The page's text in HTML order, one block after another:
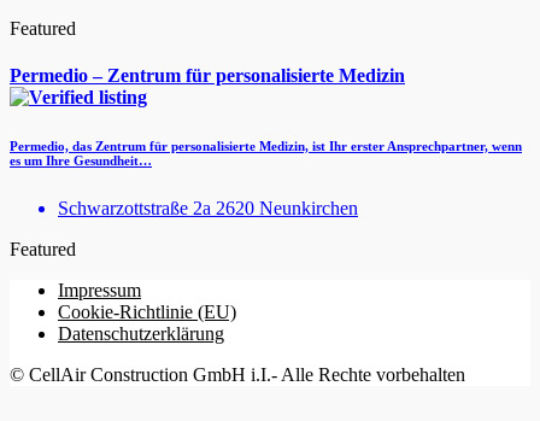
Featured
Permedio – Zentrum für personalisierte Medizin
Permedio, das Zentrum für personalisierte Medizin, ist Ihr erster Ansprechpartner, wenn
es um Ihre Gesundheit…
Schwarzottstraße 2a 2620 Neunkirchen
Featured
Impressum
Cookie-Richtlinie (EU)
Datenschutzerklärung
© CellAir Construction GmbH i.I.- Alle Rechte vorbehalten